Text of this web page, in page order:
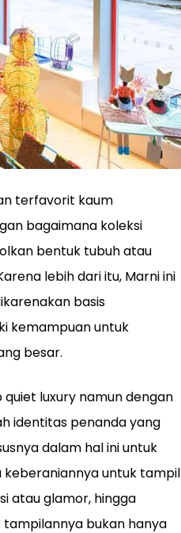
terfavorit kaum
bagaimana koleksi
bentuk tubuh atau
lebih dari itu, Marni ini
basis
kemampuan untuk
besar.
luxury namun dengan
identitas penanda yang
dalam hal ini untuk
keberaniannya untuk tampil
atau glamor, hingga
bukan hanya